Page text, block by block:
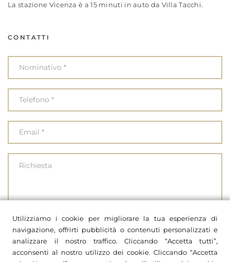
Utilizziamo i cookie per migliorare la tua esperienza di
navigazione, offrirti pubblicità o contenuti personalizzati e
analizzare il nostro traffico. Cliccando “Accetta tutti”,
acconsenti al nostro utilizzo dei cookie. Cliccando “Accetta
La stazione Vicenza è a 15 minuti in auto da Villa Tacchi.
CONTATTI
Ho letto e accetto leprivacy policydi questo sito web